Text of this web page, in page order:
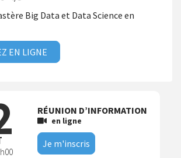
Big Data et Data Science en
EN LIGNE
RÉUNION D’INFORMATION
en ligne
Je m'inscris